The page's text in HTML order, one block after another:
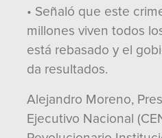
• Señaló que este
millones viven todos
está rebasado y el
da resultados.
Alejandro Moreno,
Ejecutivo Nacional